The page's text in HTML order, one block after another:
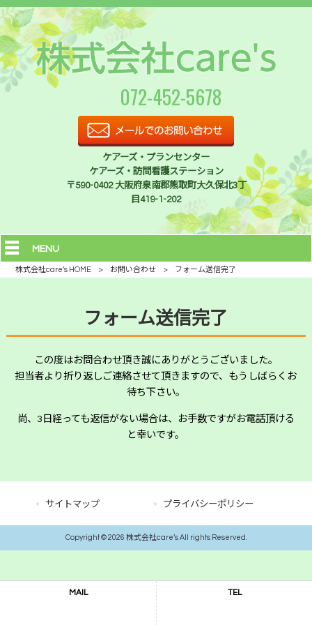
072-452-5678
ケアーズ・プランセンター
ケアーズ・訪問看護ステーション
〒590-0402 大阪府泉南郡熊取町大久保北3丁
目419-1-202
MENU
株式会社care’s HOME > お問い合わせ > フォーム送信完了
フォーム送信完了
この度はお問合わせ頂き誠にありがとうございました。
担当者より折り返しご連絡させて頂きますので、もうしばらくお
待ち下さい。
尚、3日経っても返信がない場合は、お手数ですがお電話頂ける
と幸いです。
サイトマップ プライバシーポリシー
Copyright © 2026 株式会社care’s All rights Reserved.
MAIL TEL